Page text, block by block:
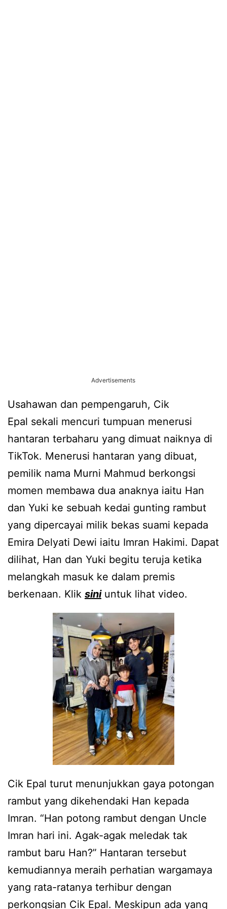
Advertisements
Usahawan dan pempengaruh, Cik
Epal sekali mencuri tumpuan menerusi
hantaran terbaharu yang dimuat naiknya di
TikTok. Menerusi hantaran yang dibuat,
pemilik nama Murni Mahmud berkongsi
momen membawa dua anaknya iaitu Han
dan Yuki ke sebuah kedai gunting rambut
yang dipercayai milik bekas suami kepada
Emira Delyati Dewi iaitu Imran Hakimi. Dapat
dilihat, Han dan Yuki begitu teruja ketika
melangkah masuk ke dalam premis
berkenaan. Klik siniuntuk lihat video.
Cik Epal turut menunjukkan gaya potongan
rambut yang dikehendaki Han kepada
Imran. “Han potong rambut dengan Uncle
Imran hari ini. Agak-agak meledak tak
rambut baru Han?” Hantaran tersebut
kemudiannya meraih perhatian wargamaya
yang rata-ratanya terhibur dengan
perkongsian Cik Epal. Meskipun ada yang